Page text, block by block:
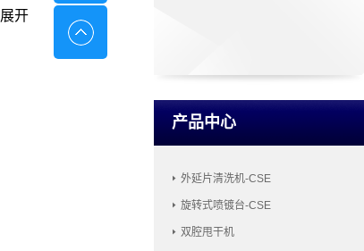
产品中心
外延片清洗机-CSE
旋转式喷镀台-CSE
双腔甩干机
展开